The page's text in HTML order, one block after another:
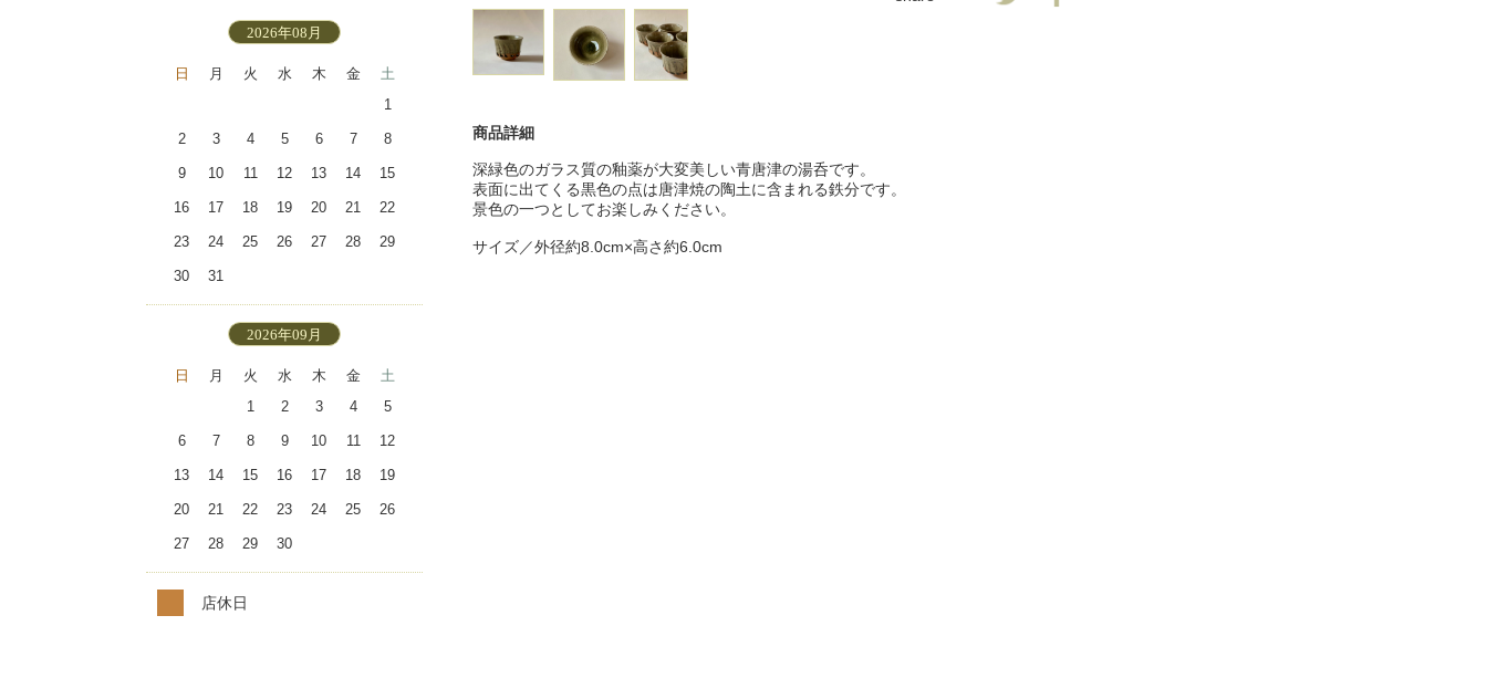
商品詳細
深緑色のガラス質の釉薬が大変美しい青唐津の湯呑です。
表面に出てくる黒色の点は唐津焼の陶土に含まれる鉄分です。
景色の一つとしてお楽しみください。
サイズ／外径約8.0cm×高さ約6.0cm
2026年08月
日 月 火 水 木 金
土
1
2 3 4 5 6 7 8
9 10 11 12 13 14 15
16 17 18 19 20 21 22
23 24 25 26 27 28 29
30 31
2026年09月
日 月 火 水 木 金
土
1
2 3 4 5
6 7 8 9 10 11 12
13 14 15 16 17 18 19
20 21 22 23 24 25 26
27 28 29 30
店休日